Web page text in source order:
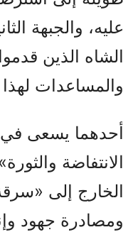
عليه، والجبهة
الشاه الذين
والمساعدات
أحدهما يسعى في
الانتفاضة
الخارج إلى
ومصادرة جهود